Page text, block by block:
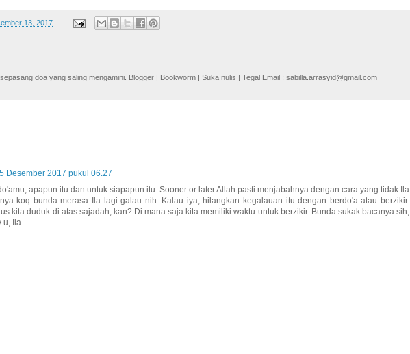
13, 2017
doa yang saling mengamini. Blogger | Bookworm | Suka nulis | Tegal Email : sabilla.arrasyid@gmail.com
Desember 2017 pukul 06.27
apapun itu dan untuk siapapun itu. Sooner or later Allah pasti menjabahnya dengan cara yang tidak Ila
koq bunda merasa Ila lagi galau nih. Kalau iya, hilangkan kegalauan itu dengan berdo'a atau berzikir.
kita duduk di atas sajadah, kan? Di mana saja kita memiliki waktu untuk berzikir. Bunda sukak bacanya sih,
u, Ila